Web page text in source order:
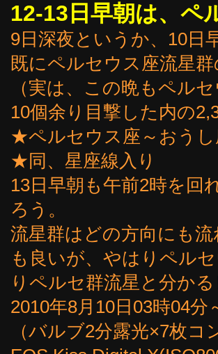
12-13日早朝は、ペ
9日深夜というか、10日
既にペルセウス座流星
（実は、この晩もペル
10個余り目撃した内の
★ペルセウス座～おう
★同、星座線入り
13日早朝も午前2時を回
ろう。
流星群はどの方向にも
も良いが、やはりペル
りペルセ群流星と分か
2010年8月10日03時04分
（バルブ2分露光×7枚コ